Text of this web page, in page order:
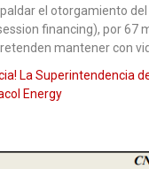
el otorgamiento
financing), por 67
mantener con
La Superintendencia
Energy